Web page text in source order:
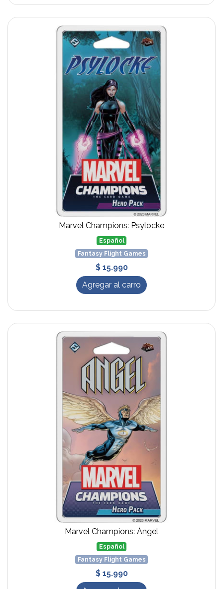
Marvel Champions: Psylocke
Español
Fantasy Flight Games
$ 15.990
Agregar al carro
Marvel Champions: Ángel
Español
Fantasy Flight Games
$ 15.990